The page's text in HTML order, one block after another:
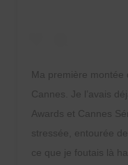
Ma première montée
Cannes. Je l’avais
Awards et Cannes
stressée, entourée
ce que je foutais là